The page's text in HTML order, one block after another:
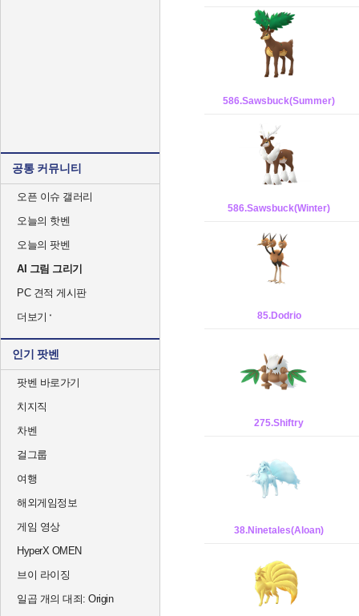
공통 커뮤니티
오픈 이슈 갤러리
오늘의 핫벤
오늘의 팟벤
AI 그림 그리기
PC 견적 게시판
더보기
인기 팟벤
팟벤 바로가기
치지직
차벤
걸그룹
여행
해외게임정보
게임 영상
HyperX OMEN
브이 라이징
일곱 개의 대죄: Origin
586.Sawsbuck(Summer)
586.Sawsbuck(Winter)
85.Dodrio
275.Shiftry
38.Ninetales(Aloan)